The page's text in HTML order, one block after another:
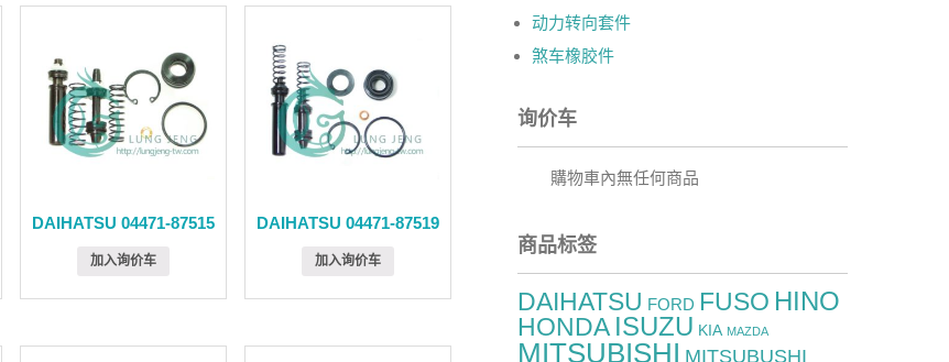
DAIHATSU 04471-87515
加入询价车
DAIHATSU 04471-87519
加入询价车
动力转向套件
煞车橡胶件
询价车
購物車內無任何商品
商品标签
DAIHATSU FORD FUSO HINO
HONDA ISUZU KIA MAZDA
MITSUBISHI MITSUBUSHI